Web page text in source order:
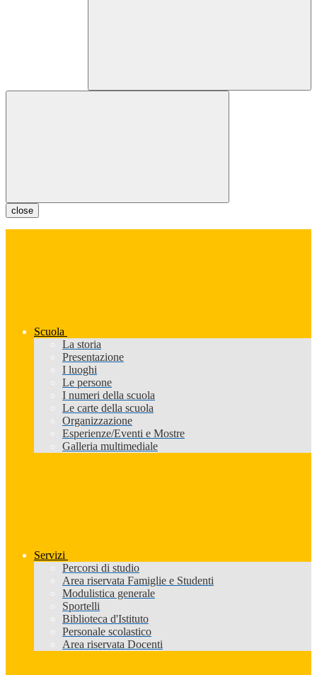
close
Scuola
La storia
Presentazione
I luoghi
Le persone
I numeri della scuola
Le carte della scuola
Organizzazione
Esperienze/Eventi e Mostre
Galleria multimediale
Servizi
Percorsi di studio
Area riservata Famiglie e Studenti
Modulistica generale
Sportelli
Biblioteca d'Istituto
Personale scolastico
Area riservata Docenti